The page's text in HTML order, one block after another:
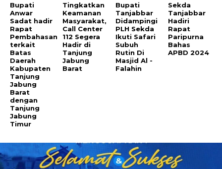
Bupati
Anwar
Sadat hadir
Rapat
Pembahasan
terkait
Batas
Daerah
Kabupaten
Tanjung
Jabung
Barat
dengan
Tanjung
Jabung
Timur
Tingkatkan
Keamanan
Masyarakat,
Call Center
112 Segera
Hadir di
Tanjung
Jabung
Barat
Bupati
Tanjabbar
Didampingi
PLH Sekda
Ikuti Safari
Subuh
Rutin Di
Masjid Al -
Falahin
Sekda
Tanjabbar
Hadiri
Rapat
Paripurna
Bahas
APBD 2024